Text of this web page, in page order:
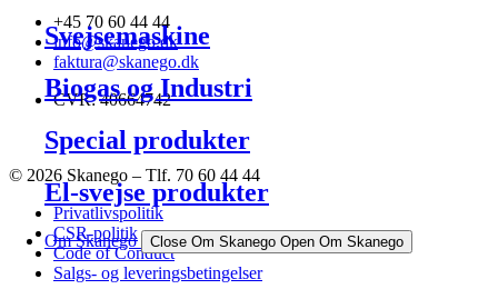
Svejsemaskine
Biogas og Industri
Special produkter
El-svejse produkter
Om Skanego Close Om Skanego Open Om Skanego
+45 70 60 44 44
info@skanego.dk
faktura@skanego.dk
CVR: 40664742
© 2026 Skanego – Tlf. 70 60 44 44
Privatlivspolitik
CSR-politik
Code of Conduct
Salgs- og leveringsbetingelser